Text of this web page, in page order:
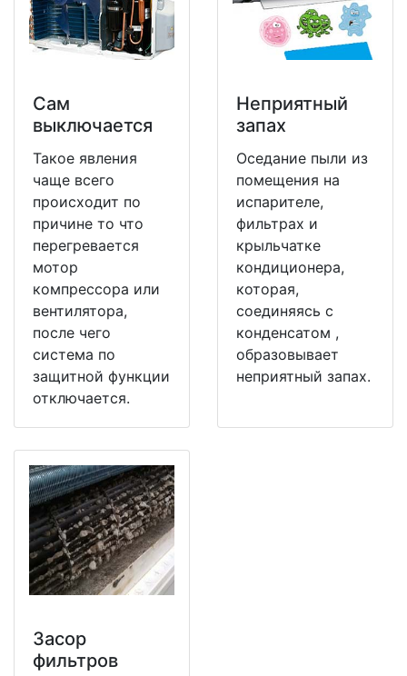
Сам
выключается
Такое явления
чаще всего
происходит по
причине то что
перегревается
мотор
компрессора или
вентилятора,
после чего
система по
защитной функции
отключается.
Неприятный
запах
Оседание пыли из
помещения на
испарителе,
фильтрах и
крыльчатке
кондиционера,
которая,
соединяясь с
конденсатом ,
образовывает
неприятный запах.
Засор
фильтров